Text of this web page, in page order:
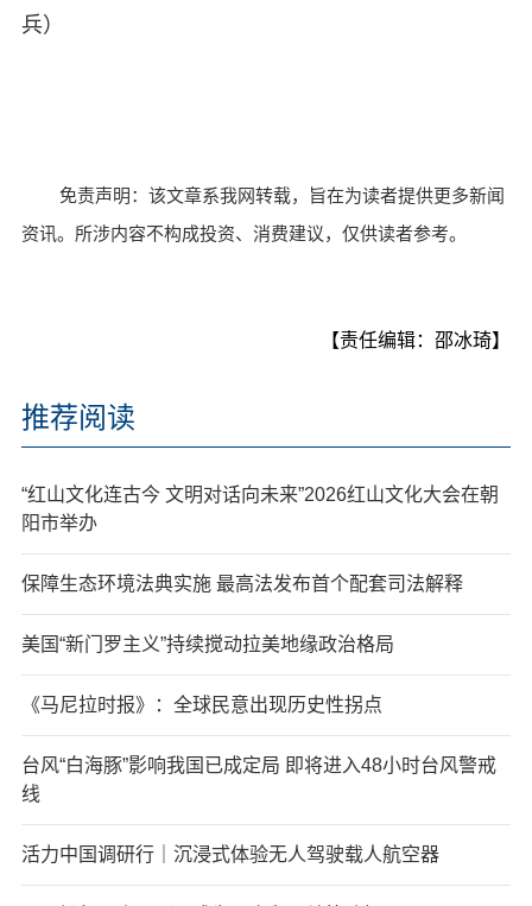
兵）
免责声明：该文章系我网转载，旨在为读者提供更多新闻
资讯。所涉内容不构成投资、消费建议，仅供读者参考。
【责任编辑：邵冰琦】
推荐阅读
“红山文化连古今 文明对话向未来”2026红山文化大会在朝
阳市举办
保障生态环境法典实施 最高法发布首个配套司法解释
美国“新门罗主义”持续搅动拉美地缘政治格局
《马尼拉时报》：全球民意出现历史性拐点
台风“白海豚”影响我国已成定局 即将进入48小时台风警戒
线
活力中国调研行｜沉浸式体验无人驾驶载人航空器